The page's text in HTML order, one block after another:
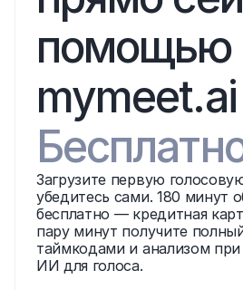
помощью
mymeet.ai
Загрузите первую
убедитесь сами. 180 минут
бесплатно — кредитная
пару минут получите
таймкодами и анализом
ИИ для голоса.